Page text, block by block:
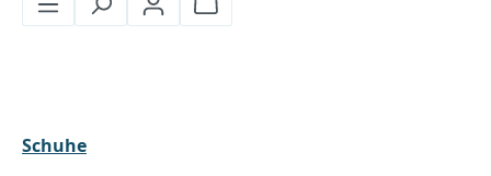
Schuhe